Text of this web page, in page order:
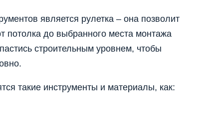
является рулетка – она позволит
потолка до выбранного места монтажа
строительным уровнем, чтобы
такие инструменты и материалы, как: